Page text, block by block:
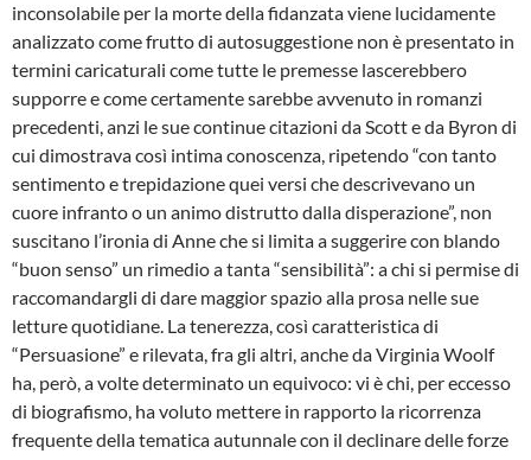
inconsolabile per la morte della fidanzata viene lucidamente
analizzato come frutto di autosuggestione non è presentato in
termini caricaturali come tutte le premesse lascerebbero
supporre e come certamente sarebbe avvenuto in romanzi
precedenti, anzi le sue continue citazioni da Scott e da Byron di
cui dimostrava così intima conoscenza, ripetendo “con tanto
sentimento e trepidazione quei versi che descrivevano un
cuore infranto o un animo distrutto dalla disperazione”, non
suscitano l’ironia di Anne che si limita a suggerire con blando
“buon senso” un rimedio a tanta “sensibilità”: a chi si permise di
raccomandargli di dare maggior spazio alla prosa nelle sue
letture quotidiane. La tenerezza, così caratteristica di
“Persuasione” e rilevata, fra gli altri, anche da Virginia Woolf
ha, però, a volte determinato un equivoco: vi è chi, per eccesso
di biografismo, ha voluto mettere in rapporto la ricorrenza
frequente della tematica autunnale con il declinare delle forze